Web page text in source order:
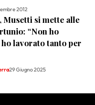
2012
Musetti si mette alle
“Non ho
lavorato tanto per
29 Giugno 2025